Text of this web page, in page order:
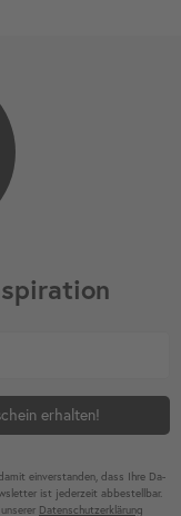
erhalten!
ein­ver­standen, dass Ihre Da­
ist jeder­zeit ab­bestel­lbar.
Daten­schutz­erklärung